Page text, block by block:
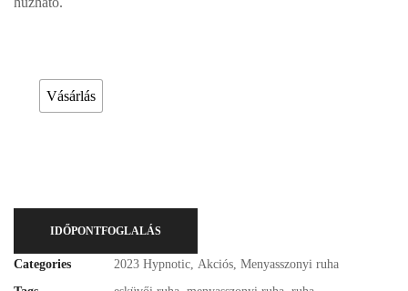
Vásárlás
IDŐPONTFOGLALÁS
Categories 2023 Hypnotic, Akciós, Menyasszonyi ruha